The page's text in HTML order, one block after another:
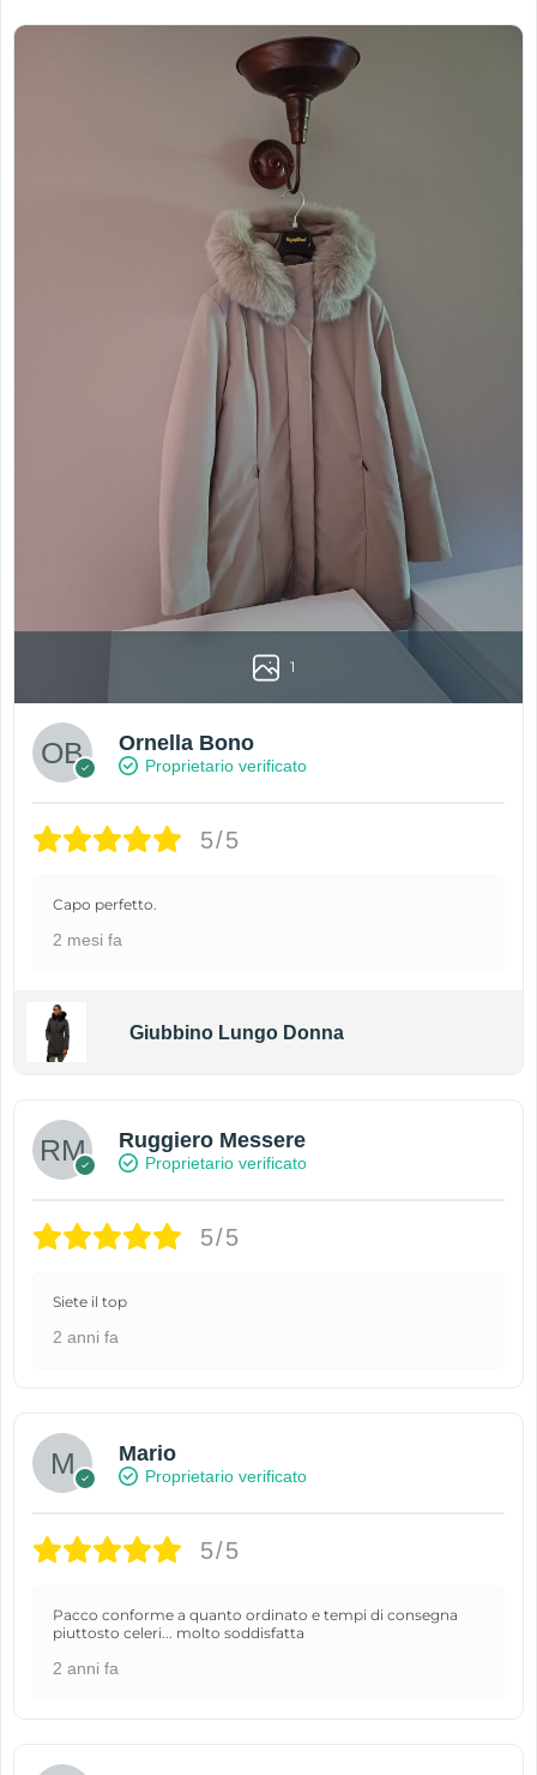
1
Ornella Bono
Proprietario verificato
5/5
Capo perfetto.
2 mesi fa
Giubbino Lungo Donna
Ruggiero Messere
Proprietario verificato
5/5
Siete il top
2 anni fa
Mario
Proprietario verificato
5/5
Pacco conforme a quanto ordinato e tempi di consegna
piuttosto celeri... molto soddisfatta
2 anni fa